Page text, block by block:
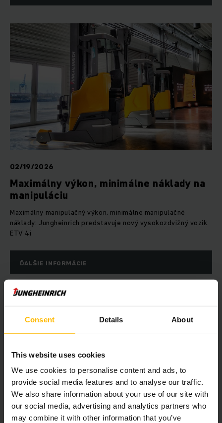
Consent Details About
This website uses cookies
We use cookies to personalise content and ads, to
provide social media features and to analyse our traffic.
We also share information about your use of our site with
our social media, advertising and analytics partners who
may combine it with other information that you’ve
02/19/2026
Maximálny výkon, minimálne náklady na
manipuláciu
Maximálny manipulačný výkon, minimálne manipulačné
náklady: Jungheinrich predstavuje nový vysokozdvižný vozík
ETV 4i
ĎALŠIE INFORMÁCIE